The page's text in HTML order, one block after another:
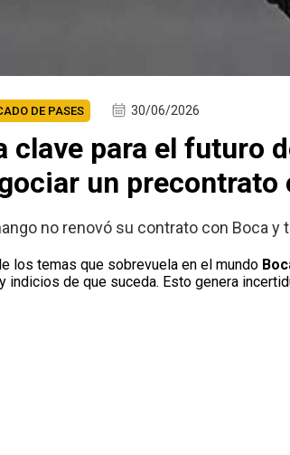
DE PASES 30/06/2026
clave para el futuro
un precontrato
no renovó su contrato con Boca
los temas que sobrevuela en el mundo
indicios de que suceda. Esto genera